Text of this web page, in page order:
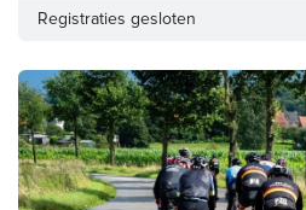
Registraties gesloten